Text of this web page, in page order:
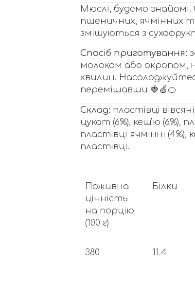
Мюслі, будемо
пшеничних, ячмінних та
змішуються з
Спосіб приготування:
молоком або
хвилин.
перемішавши 🍓🍏🍊
Склад: пластівці
цукат (6%), кешʼю (6%),
пластівці ячмінні (4%),
пластівці.
Поживна
цінність
на порцію
(100 г)
Білки
380 11.4